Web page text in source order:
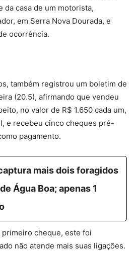
da casa de um motorista,
em Serra Nova Dourada, e
ocorrência.
também registrou um boletim de
(20.5), afirmando que vendeu
no valor de R$ 1.650 cada um,
e recebeu cinco cheques pré-
pagamento.
mais dois foragidos
Água Boa; apenas 1
cheque, este foi
não atende mais suas ligações.